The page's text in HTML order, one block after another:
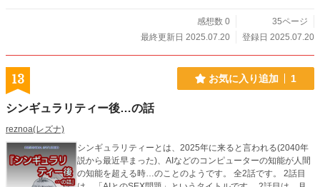
感想数 0
35ページ
最終更新日 2025.07.20
登録日 2025.07.20
13 お気に入り追加 1
シンギュラリティー後…の話
reznoa(レズナ)
シンギュラリティーとは、2025年に来ると言われる(2040年
説から最近早まった)、AIなどのコンピューターの知能が人間
の知能を超える時…のことのようです。 全2話です。 2話目